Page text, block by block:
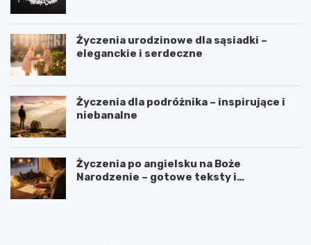
Życzenia urodzinowe dla sąsiadki –
eleganckie i serdeczne
Życzenia dla podróżnika – inspirujące i
niebanalne
Życzenia po angielsku na Boże
Narodzenie – gotowe teksty i